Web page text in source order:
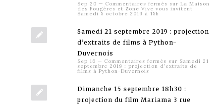
Sep 20 — Commentaires fermés sur La Maison
des Fougères et Zone Vive vous invitent
Samedi 5 octobre 2019 à 15h
Samedi 21 septembre 2019 : projection
d’extraits de films à Python-
Duvernois
Sep 16 — Commentaires fermés sur Samedi 21
septembre 2019 : projection d’extraits de
films à Python-Duvernois
Dimanche 15 septembre 18h30 :
projection du film Mariama 3 rue